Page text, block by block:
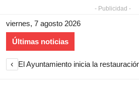
- Publicidad -
viernes, 7 agosto 2026
Últimas noticias
‹